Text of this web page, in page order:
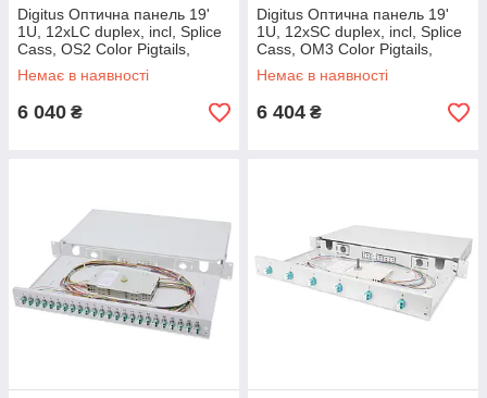
Digitus Оптична панель 19'
1U, 12xLC duplex, incl, Splice
Cass, OS2 Color Pigtails,
Adapter
Немає в наявності
6 040 ₴
Digitus Оптична панель 19'
1U, 12xSC duplex, incl, Splice
Cass, OM3 Color Pigtails,
Adapter
Немає в наявності
6 404 ₴